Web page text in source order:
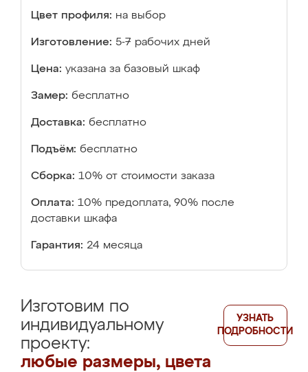
Цвет профиля: на выбор
Изготовление: 5-7 рабочих дней
Цена: указана за базовый шкаф
Замер: бесплатно
Доставка: бесплатно
Подъём: бесплатно
Сборка: 10% от стоимости заказа
Оплата: 10% предоплата, 90% после
доставки шкафа
Гарантия: 24 месяца
Изготовим по
индивидуальному
проекту:
любые размеры, цвета
УЗНАТЬ
ПОДРОБНОСТИ